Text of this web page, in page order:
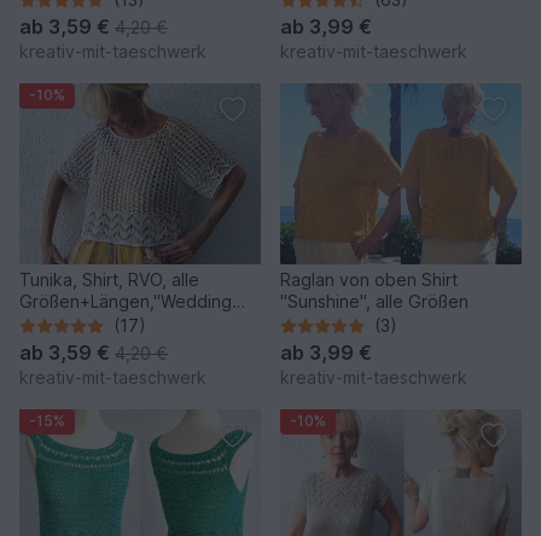
ab 3,59 € 4,20 €
kreativ-mit-taeschwerk
ab 3,99 €
kreativ-mit-taeschwerk
-10%
Tunika, Shirt, RVO, alle
Größen+Längen,"Wedding
Day"
(17)
ab 3,59 € 4,20 €
kreativ-mit-taeschwerk
Raglan von oben Shirt
"Sunshine", alle Größen
(3)
ab 3,99 €
kreativ-mit-taeschwerk
-15% -10%